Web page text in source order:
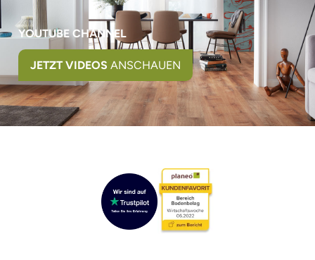
YOUTUBE CHANNEL
JETZT VIDEOS ANSCHAUEN